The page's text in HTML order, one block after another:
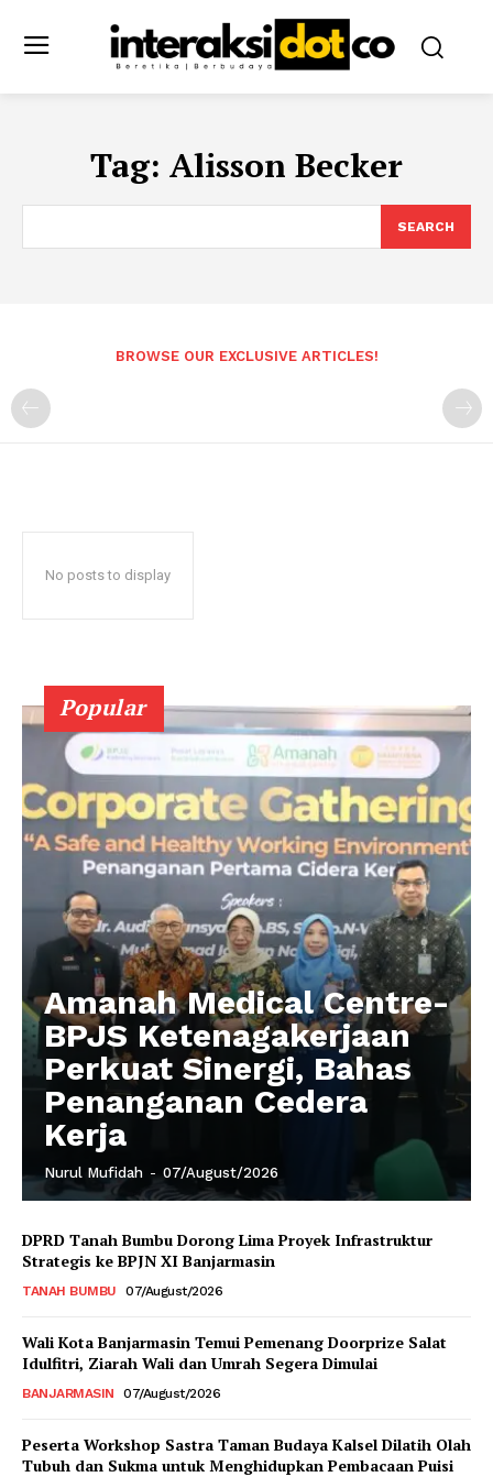
Tag: Alisson Becker
SEARCH
BROWSE OUR EXCLUSIVE ARTICLES!
No posts to display
Popular
Amanah Medical Centre-
BPJS Ketenagakerjaan
Perkuat Sinergi, Bahas
Penanganan Cedera
Kerja
Nurul Mufidah - 07/August/2026
DPRD Tanah Bumbu Dorong Lima Proyek Infrastruktur
Strategis ke BPJN XI Banjarmasin
TANAH BUMBU 07/August/2026
Wali Kota Banjarmasin Temui Pemenang Doorprize Salat
Idulfitri, Ziarah Wali dan Umrah Segera Dimulai
BANJARMASIN 07/August/2026
Peserta Workshop Sastra Taman Budaya Kalsel Dilatih Olah
Tubuh dan Sukma untuk Menghidupkan Pembacaan Puisi